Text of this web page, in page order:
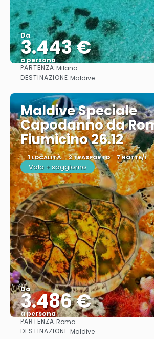
Da
3.443 €
a persona
PARTENZA:Milano
DESTINAZIONE:Maldive
Maldive Speciale
Capodanno da
Fiumicino 26.12
1 LOCALITÀ 2 TRASPORTO 7 NOTTE/I
Volo + soggiorno
Da
3.486 €
a persona
PARTENZA:Roma
DESTINAZIONE:Maldive